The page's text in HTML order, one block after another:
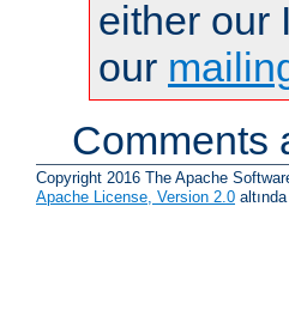
either our
our
Comments
Copyright 2016 The Apache
Apache License, Version 2.0